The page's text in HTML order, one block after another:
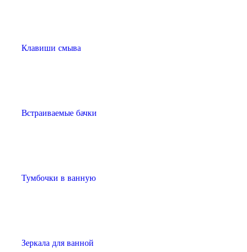
Клавиши смыва
Встраиваемые бачки
Тумбочки в ванную
Зеркала для ванной